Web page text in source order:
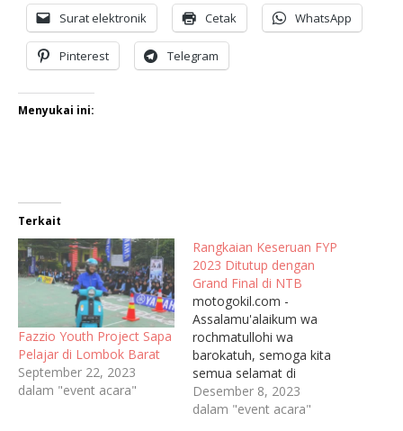
Surat elektronik Cetak WhatsApp
Pinterest Telegram
Menyukai ini:
Terkait
Fazzio Youth Project Sapa
Pelajar di Lombok Barat
September 22, 2023
dalam "event acara"
Rangkaian Keseruan FYP
2023 Ditutup dengan
Grand Final di NTB
motogokil.com -
Assalamu'alaikum wa
rochmatullohi wa
barokatuh, semoga kita
semua selamat di
perjalanan sampai ke
tujuan. Rangkaian kegiatan
Desember 8, 2023
dalam "event acara"